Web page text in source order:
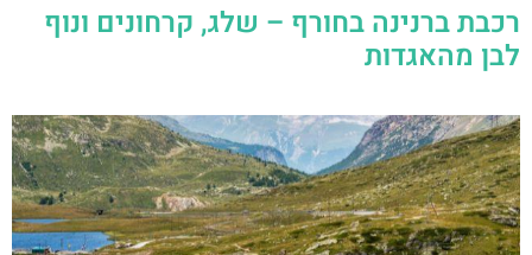
רכבת ברנינה בחורף – שלג, קרחונים ונוף
לבן מהאגדות